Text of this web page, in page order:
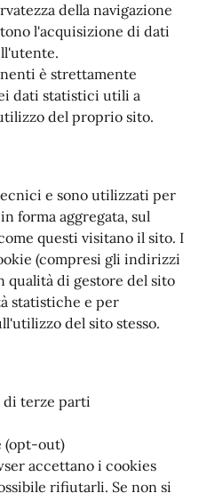
della navigazione
l'acquisizione di dati
è strettamente
dati statistici utili a
del proprio sito.
e sono utilizzati per
forma aggregata, sul
questi visitano il sito. I
(compresi gli indirizzi
qualità di gestore del sito
statistiche e per
del sito stesso.
di terze parti
(opt-out)
accettano i cookies
rifiutarli. Se non si